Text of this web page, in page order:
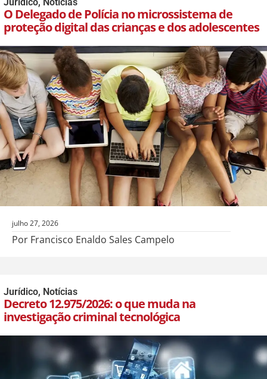
Jurídico, Notícias
O Delegado de Polícia no microssistema de
proteção digital das crianças e dos adolescentes
julho 27, 2026
Por Francisco Enaldo Sales Campelo
Jurídico, Notícias
Decreto 12.975/2026: o que muda na
investigação criminal tecnológica